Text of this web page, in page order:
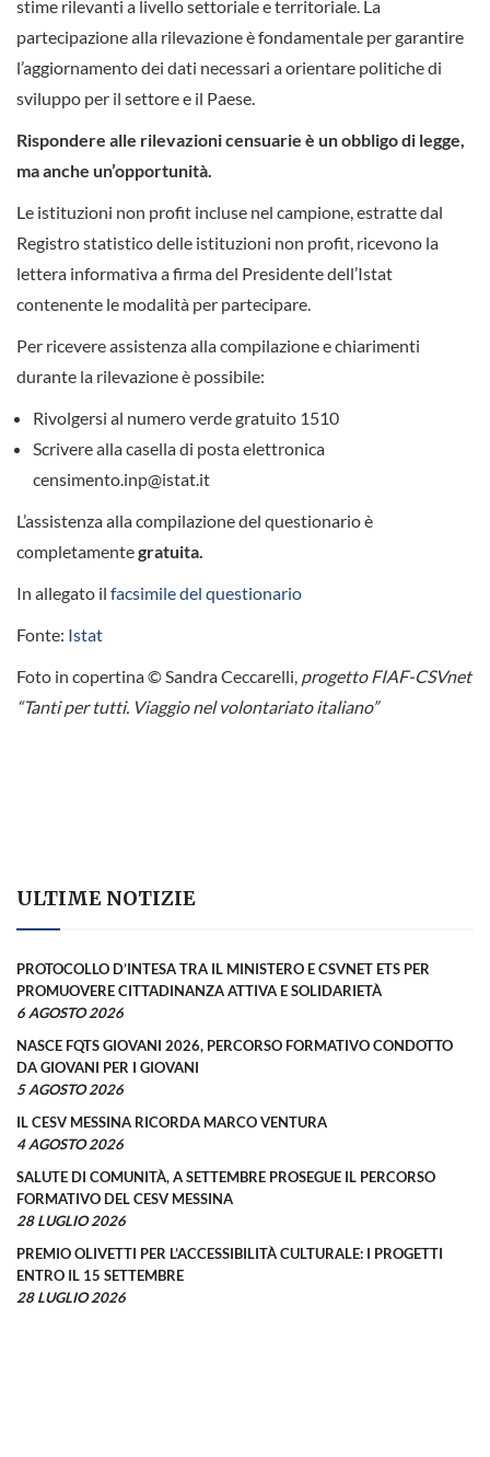
stime rilevanti a livello settoriale e territoriale. La
partecipazione alla rilevazione è fondamentale per garantire
l’aggiornamento dei dati necessari a orientare politiche di
sviluppo per il settore e il Paese.
Rispondere alle rilevazioni censuarie è un obbligo di legge,
ma anche un’opportunità.
Le istituzioni non profit incluse nel campione, estratte dal
Registro statistico delle istituzioni non profit, ricevono la
lettera informativa a firma del Presidente dell’Istat
contenente le modalità per partecipare.
Per ricevere assistenza alla compilazione e chiarimenti
durante la rilevazione è possibile:
Rivolgersi al numero verde gratuito 1510
Scrivere alla casella di posta elettronica
censimento.inp@istat.it
L’assistenza alla compilazione del questionario è
completamentegratuita.
In allegato il facsimile del questionario
Fonte: Istat
Foto in copertina © Sandra Ceccarelli, progetto FIAF-CSVnet
“Tanti per tutti. Viaggio nel volontariato italiano”
ULTIME NOTIZIE
PROTOCOLLO D’INTESA TRA IL MINISTERO E CSVNET ETS PER
PROMUOVERE CITTADINANZA ATTIVA E SOLIDARIETÀ
6 AGOSTO 2026
NASCE FQTS GIOVANI 2026, PERCORSO FORMATIVO CONDOTTO
DA GIOVANI PER I GIOVANI
5 AGOSTO 2026
IL CESV MESSINA RICORDA MARCO VENTURA
4 AGOSTO 2026
SALUTE DI COMUNITÀ, A SETTEMBRE PROSEGUE IL PERCORSO
FORMATIVO DEL CESV MESSINA
28 LUGLIO 2026
PREMIO OLIVETTI PER L’ACCESSIBILITÀ CULTURALE: I PROGETTI
ENTRO IL 15 SETTEMBRE
28 LUGLIO 2026